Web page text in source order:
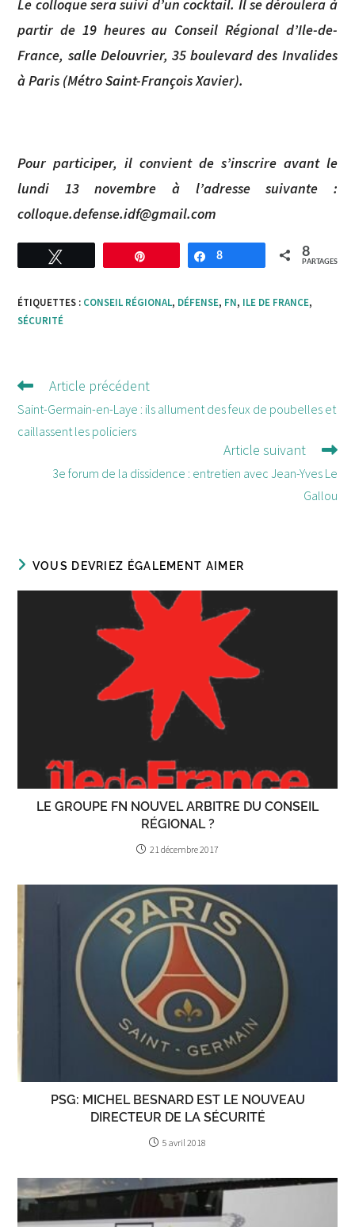
Le colloque sera suivi d’un cocktail. Il se déroulera à
partir de 19 heures au Conseil Régional d’Ile-de-
France, salle Delouvrier, 35 boulevard des Invalides
à Paris (Métro Saint-François Xavier).
Pour participer, il convient de s’inscrire avant le
lundi 13 novembre à l’adresse suivante :
colloque.defense.idf@gmail.com
Enregistrer Partagez
8 8
PARTAGES
ÉTIQUETTES : CONSEIL RÉGIONAL, DÉFENSE, FN, ILE DE FRANCE,
SÉCURITÉ
Lire
d'autres
articles
Article précédent
Saint-Germain-en-Laye : ils allument des feux de poubelles et
caillassent les policiers
Article suivant
3e forum de la dissidence : entretien avec Jean-Yves Le
Gallou
VOUS DEVRIEZ ÉGALEMENT AIMER
LE GROUPE FN NOUVEL ARBITRE DU CONSEIL
RÉGIONAL ?
21 décembre 2017
PSG: MICHEL BESNARD EST LE NOUVEAU
DIRECTEUR DE LA SÉCURITÉ
5 avril 2018